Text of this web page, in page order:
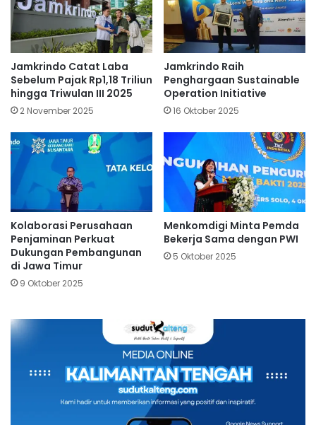
Jamkrindo Catat Laba
Sebelum Pajak Rp1,18 Triliun
hingga Triwulan III 2025
2 November 2025
Jamkrindo Raih
Penghargaan Sustainable
Operation Initiative
16 Oktober 2025
Kolaborasi Perusahaan
Penjaminan Perkuat
Dukungan Pembangunan
di Jawa Timur
9 Oktober 2025
Menkomdigi Minta Pemda
Bekerja Sama dengan PWI
5 Oktober 2025